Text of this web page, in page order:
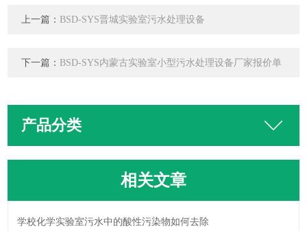
上一篇： BSD-SYS晋城实验室污水处理设备
下一篇： BSD-SYS内蒙古实验室小型污水处理设备厂家报价单
产品分类
相关文章
学校化学实验室污水中的酸性污染物如何去除